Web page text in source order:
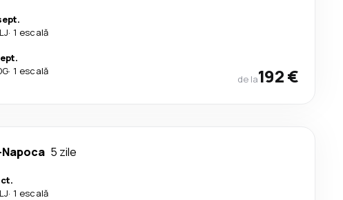
· 1 escală
· 1 escală
de la192 €
5 zile
· 1 escală